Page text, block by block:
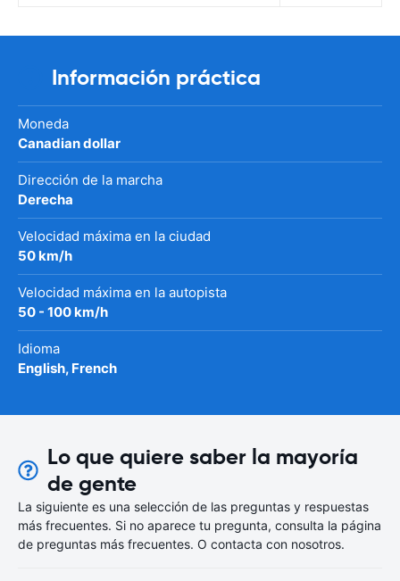
Información práctica
Moneda
Canadian dollar
Dirección de la marcha
Derecha
Velocidad máxima en la ciudad
50 km/h
Velocidad máxima en la autopista
50 - 100 km/h
Idioma
English, French
Lo que quiere saber la mayoría
de gente
La siguiente es una selección de las preguntas y respuestas
más frecuentes. Si no aparece tu pregunta, consulta la página
de preguntas más frecuentes. O contacta con nosotros.